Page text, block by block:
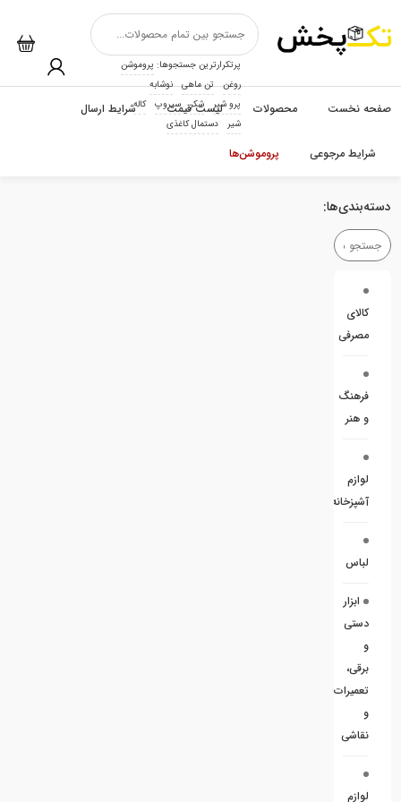
پرتکرارترین جستجوها: پروموشن
روغن
تن ماهی
نوشابه
پرو شیر
شکر سیروپ
کاله
شیر
دستمال کاغذی
صفحه نخست محصولات لیست قیمت شرایط ارسال
شرایط مرجوعی پروموشن‌ها
دسته‌بندی‌ها:
کالای
مصرفی
فرهنگ
و هنر
لوازم
آشپزخانه
لباس
ابزار
دستی
و
برقی،
تعمیرات
و
نقاشی
لوازم